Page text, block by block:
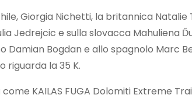
Giorgia Nichetti, la britannica
Jedrejcic e sulla slovacca Mahuliena
Bogdan e allo spagnolo Marc
riguarda la 35 K.
KAILAS FUGA Dolomiti Extreme